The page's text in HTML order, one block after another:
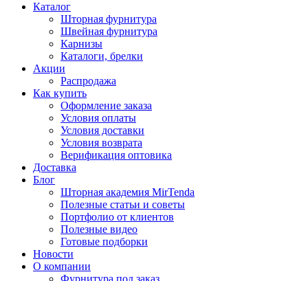
Каталог
Шторная фурнитура
Швейная фурнитура
Карнизы
Каталоги, брелки
Акции
Распродажа
Как купить
Оформление заказа
Условия оплаты
Условия доставки
Условия возврата
Верификация оптовика
Доставка
Блог
Шторная академия MirTenda
Полезные статьи и советы
Портфолио от клиентов
Полезные видео
Готовые подборки
Новости
О компании
Фурнитура под заказ